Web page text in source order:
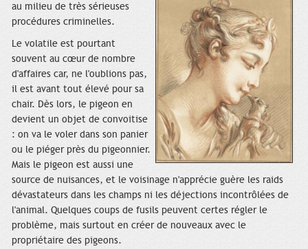
au milieu de très sérieuses
procédures criminelles.
Le volatile est pourtant
souvent au cœur de nombre
d'affaires car, ne l'oublions pas,
il est avant tout élevé pour sa
chair. Dès lors, le pigeon en
devient un objet de convoitise
: on va le voler dans son panier
ou le piéger près du pigeonnier.
Mais le pigeon est aussi une
source de nuisances, et le voisinage n'apprécie guère les raids
dévastateurs dans les champs ni les déjections incontrôlées de
l'animal. Quelques coups de fusils peuvent certes régler le
problème, mais surtout en créer de nouveaux avec le
propriétaire des pigeons.